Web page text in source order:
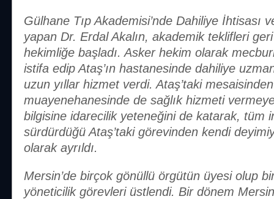
Gülhane Tıp Akademisi’nde Dahiliye İhtisası
yapan Dr. Erdal Akalın, akademik teklifleri
hekimliğe başladı. Asker hekim olarak
istifa edip Ataş’ın hastanesinde dahiliye
uzun yıllar hizmet verdi. Ataş’taki
muayenehanesinde de sağlık hizmeti
bilgisine idarecilik yeteneğini de katarak, tüm
sürdürdüğü Ataş’taki görevinden kendi
olarak ayrıldı.
Mersin’de birçok gönüllü örgütün üyesi olup
yöneticilik görevleri üstlendi. Bir dönem